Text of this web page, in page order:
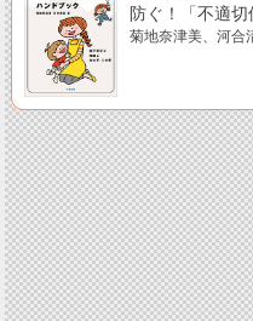
防ぐ！「不適
菊地奈津美、河合